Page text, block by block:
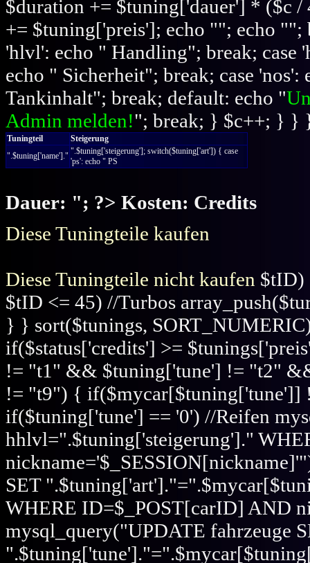
$duration += $tuning['dauer'] * ($c /
+= $tuning['preis']; echo ""; echo "";
'hlvl': echo " Handling"; break; case
echo " Sicherheit"; break; case
Tankinhalt"; break; default: echo "
Admin melden!"; break; } $c++; } }
Tuningteil
Steigerung
".$tuning['name']." ".$tuning['steigerung']; switch($tuning['art']) { case
'ps': echo " PS
Dauer: "; ?> Kosten: Credits
Diese Tuningteile kaufen
Diese Tuningteile nicht kaufen $tID)
$tID <= 45) //Turbos
} } sort($tunings,
if($status['credits'] >=
!= "t1" && $tuning['tune'] != "t2"
!= "t9") {
if($tuning['tune'] == '0') //Reifen
hhlvl=".$tuning['steigerung']."
SET
WHERE ID=$_POST[carID] AND
mysql_query("UPDATE fahrzeuge